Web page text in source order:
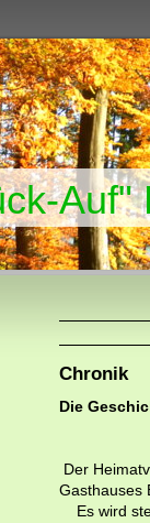
Auf"
Chronik
Die
Der
Gasthauses
Es wird